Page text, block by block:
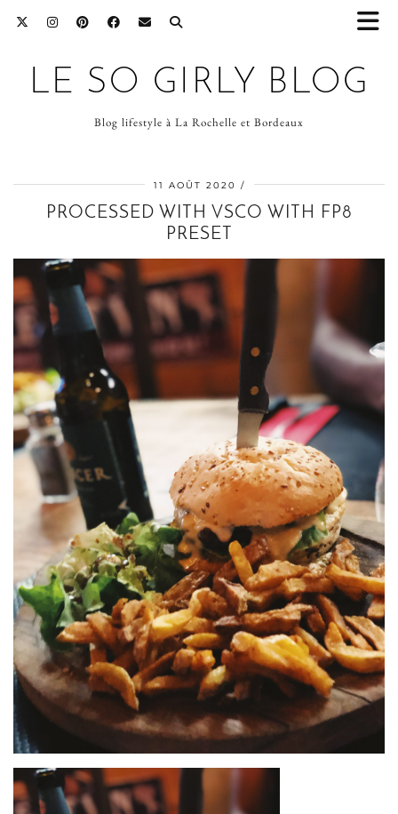
LE SO GIRLY BLOG
Blog lifestyle à La Rochelle et Bordeaux
11 AOÛT 2020
PROCESSED WITH VSCO WITH FP8
PRESET